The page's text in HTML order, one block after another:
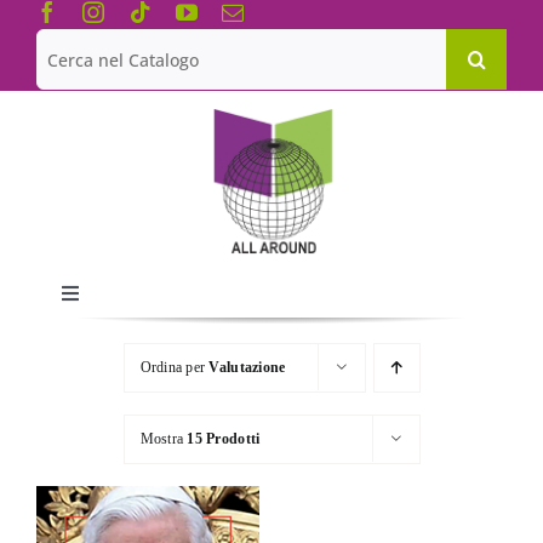
Salta
contenuto
Cerca
per:
Toggle
Navigation
Chi siamo
Le Collane
Catalogo
Ordina perValutazione
Mostra 15 Prodotti